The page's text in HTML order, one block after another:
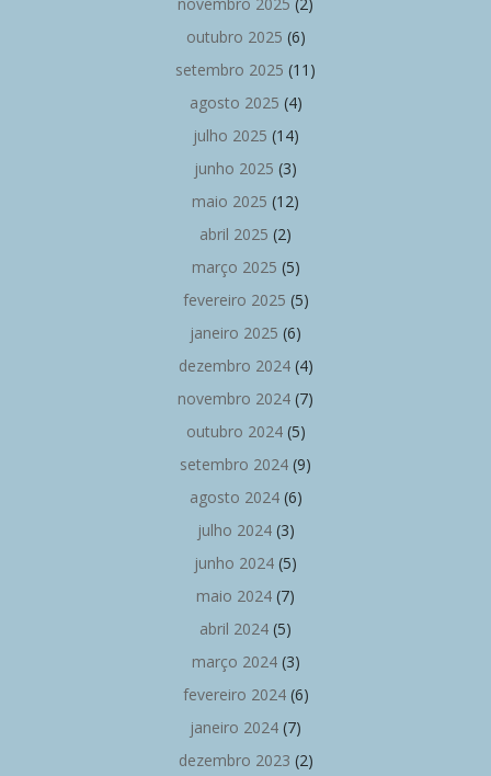
outubro 2025 (6)
setembro 2025 (11)
agosto 2025 (4)
julho 2025 (14)
junho 2025 (3)
maio 2025 (12)
abril 2025 (2)
março 2025 (5)
fevereiro 2025 (5)
janeiro 2025 (6)
dezembro 2024(4)
novembro 2024 (7)
outubro 2024(5)
setembro 2024 (9)
agosto 2024(6)
julho 2024(3)
junho 2024 (5)
maio 2024 (7)
abril 2024 (5)
março 2024(3)
fevereiro 2024(6)
janeiro 2024 (7)
dezembro 2023 (2)